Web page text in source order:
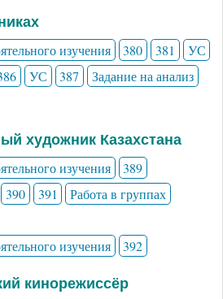
изучения 380 381
УС
УС 387
Задание на анализ
художник Казахстана
изучения
389
390 391
Работа в группах
изучения
392
кинорежиссёр